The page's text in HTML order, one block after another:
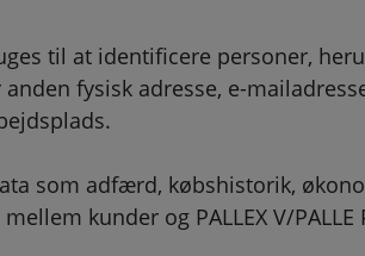
til at identificere personer,
fysisk adresse, e-
som adfærd, købshistorik,
kunder og PALLEX V/PALLE